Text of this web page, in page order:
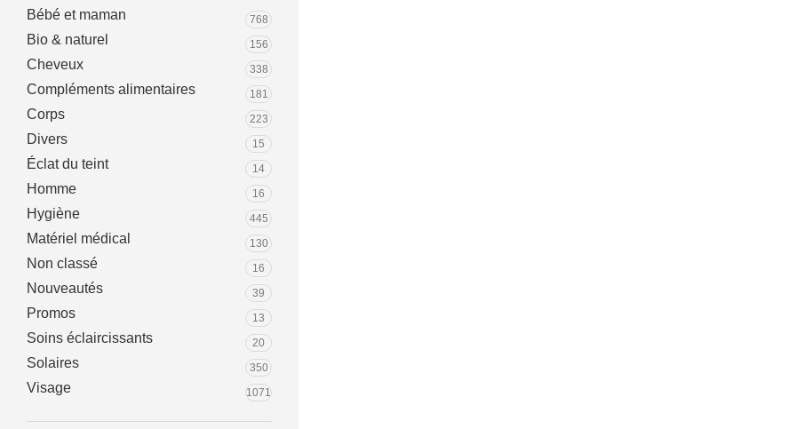
Bébé et maman 768
Bio & naturel 156
Cheveux 338
Compléments alimentaires 181
Corps 223
Divers 15
Éclat du teint 14
Homme 16
Hygiène 445
Matériel médical 130
Non classé 16
Nouveautés 39
Promos 13
Soins éclaircissants 20
Solaires 350
Visage 1071